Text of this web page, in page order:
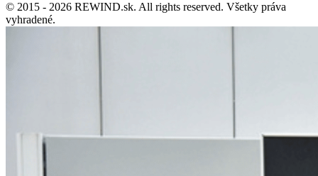
© 2015 - 2026 REWIND.sk. All rights reserved. Všetky práva
vyhradené.